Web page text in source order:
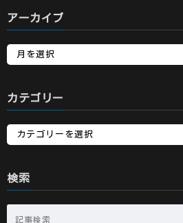
アーカイブ
カテゴリー
検索